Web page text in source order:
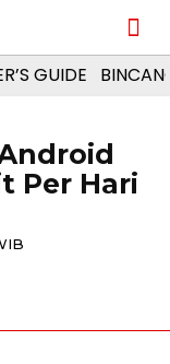
GUIDE
Per Hari